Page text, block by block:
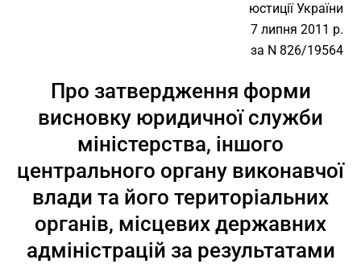
юстиції України
7 липня 2011 р.
за N 826/19564
Про затвердження форми
висновку юридичної служби
міністерства, іншого
центрального органу виконавчої
влади та його територіальних
органів, місцевих державних
адміністрацій за результатами